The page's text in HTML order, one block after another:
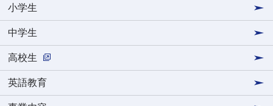
小学生
中学生
高校生
英語教育